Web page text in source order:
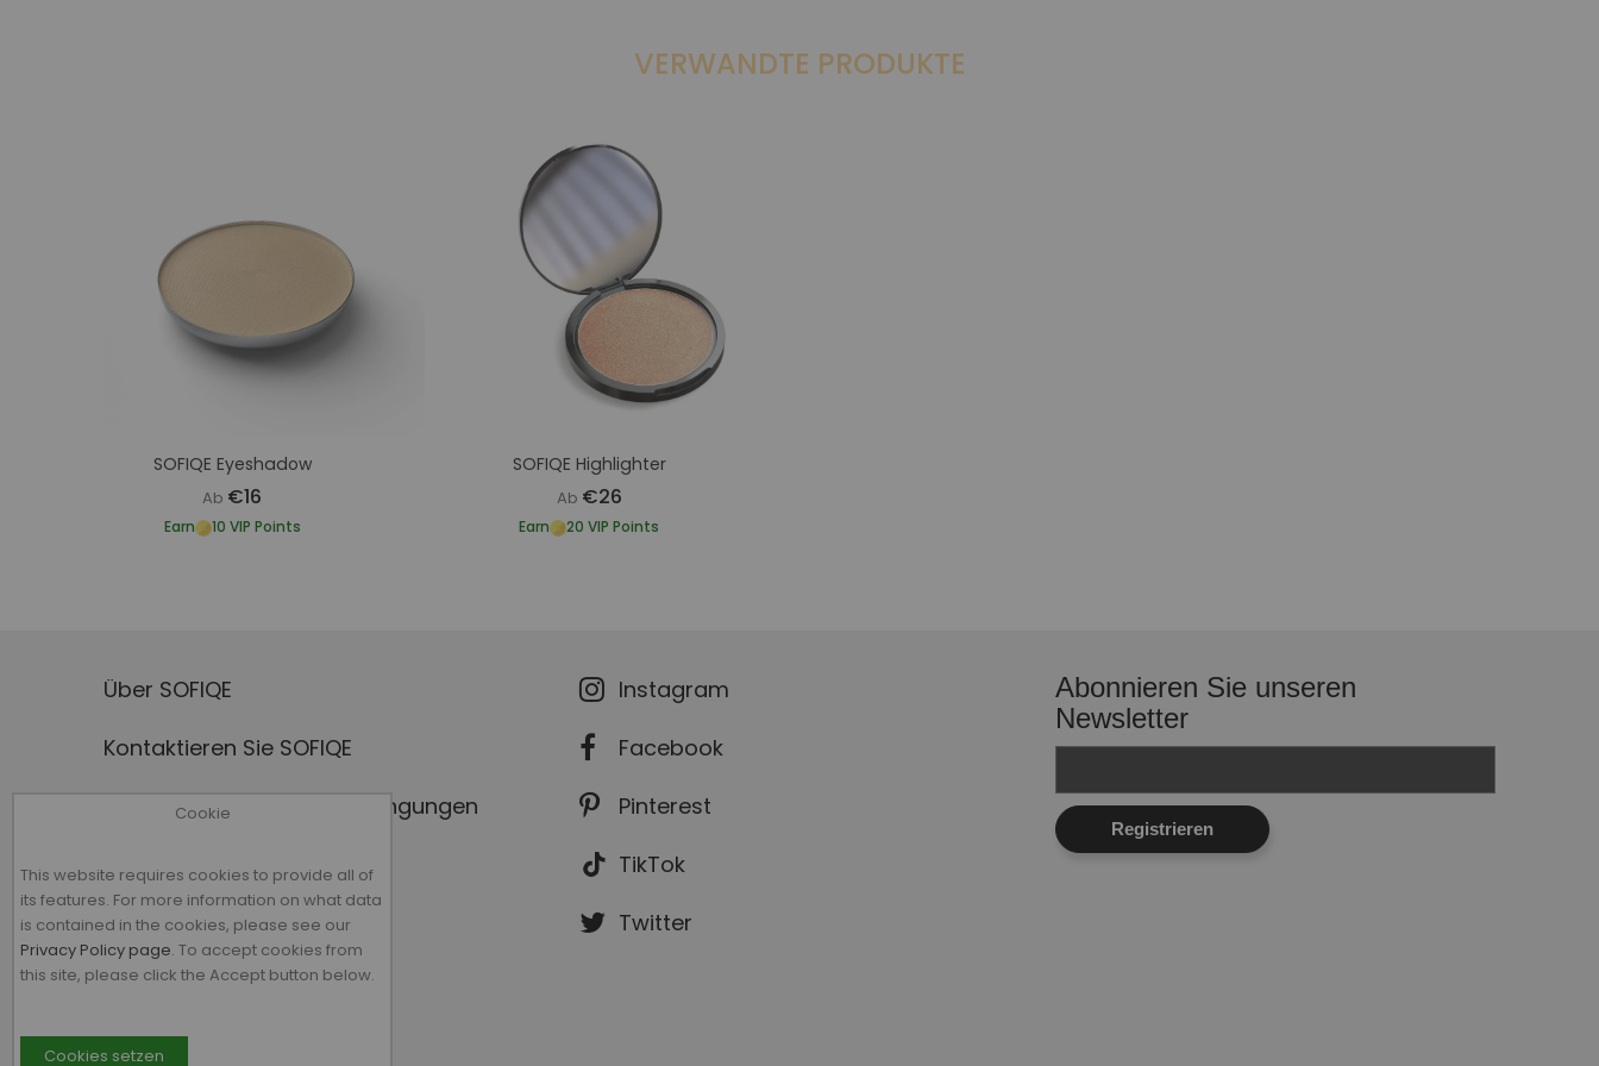
Cookie
This website requires cookies to provide all of
its features. For more information on what data
is contained in the cookies, please see our
Privacy Policy page. To accept cookies from
this site, please click the Accept button below.
Cookies setzen
VERWANDTE PRODUKTE
SOFIQE Eyeshadow
Ab €16
Earn 10 VIP Points
SOFIQE Highlighter
Ab €26
Earn 20 VIP Points
Über SOFIQE
Kontaktieren Sie SOFIQE
Allgemeine Geschäftsbedingungen
Rückgaberecht
Datenschutzerklärung
Verkauf
Instagram
Facebook
Pinterest
TikTok
Twitter
Abonnieren Sie unseren
Newsletter
Registrieren